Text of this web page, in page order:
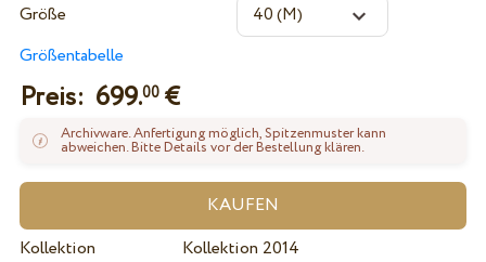
Größe
Größentabelle
Preis: 699.00€
Archivware. Anfertigung möglich, Spitzenmuster kann
abweichen. Bitte Details vor der Bestellung klären.
Kollektion
Kollektion 2014